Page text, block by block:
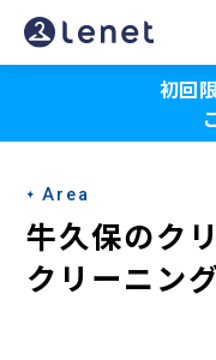
牛
久
の
ク
リ
ー
初回
Area
牛久保のク
クリーニン